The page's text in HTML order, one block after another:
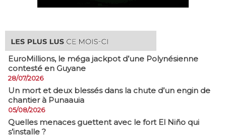
EuroMillions, ​le méga jackpot d’une Polynésienne
contesté en Guyane
28/07/2026
​Un mort et deux blessés dans la chute d’un engin de
chantier à Punaauia
05/08/2026
Quelles menaces guettent avec le fort El Niño qui
s’installe ?